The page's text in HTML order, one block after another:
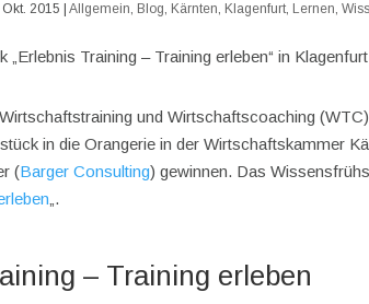
Okt. 2015 |Allgemein, Blog, Kärnten, Klagenfurt, Lernen,
und Wirtschaftscoaching
in die Orangerie in der Wirtschaftskammer
(Barger Consulting) gewinnen. Das
„.
– Training erleben